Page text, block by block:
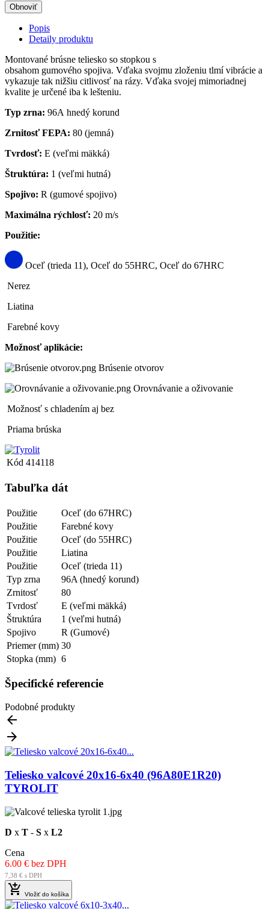
Popis
Detaily produktu
Montované brúsne teliesko so stopkou s
obsahom gumového spojiva. Vďaka svojmu zloženiu tlmí vibrácie a
vykazuje tak nižšiu citlivosť na rázy. Vďaka svojej mimoriadnej
kvalite je určené iba k lešteniu.
Typ zrna: 96A hnedý korund
Zrnitosť FEPA: 80 (jemná)
Tvrdosť: E (veľmi mäkká)
Štruktúra: 1 (veľmi hutná)
Spojivo: R (gumové spojivo)
Maximálna rýchlosť: 20 m/s
Použitie:
Oceľ (trieda 11), Oceľ do 55HRC, Oceľ do 67HRC
Nerez
Liatina
Farebné kovy
Možnosť aplikácie:
Brúsenie otvorov
Orovnávanie a oživovanie
Možnosť s chladením aj bez
Priama brúska
Kód 414118
Tabuľka dát
Použitie
Oceľ (do 67HRC)
Použitie
Farebné kovy
Použitie
Oceľ (do 55HRC)
Použitie
Liatina
Použitie
Oceľ (trieda 11)
Typ zrna
96A (hnedý korund)
Zrnitosť
80
Tvrdosť
E (veľmi mäkká)
Štruktúra
1 (veľmi hutná)
Spojivo
R (Gumové)
Priemer (mm) 30
Stopka (mm) 6
Špecifické referencie
Podobné produkty


Teliesko valcové 20x16-6x40 (96A80E1R20)
TYROLIT
D x T - S x L2
Cena
6.00 € bez DPH
7,38 € s DPH
 Vložiť do košíka